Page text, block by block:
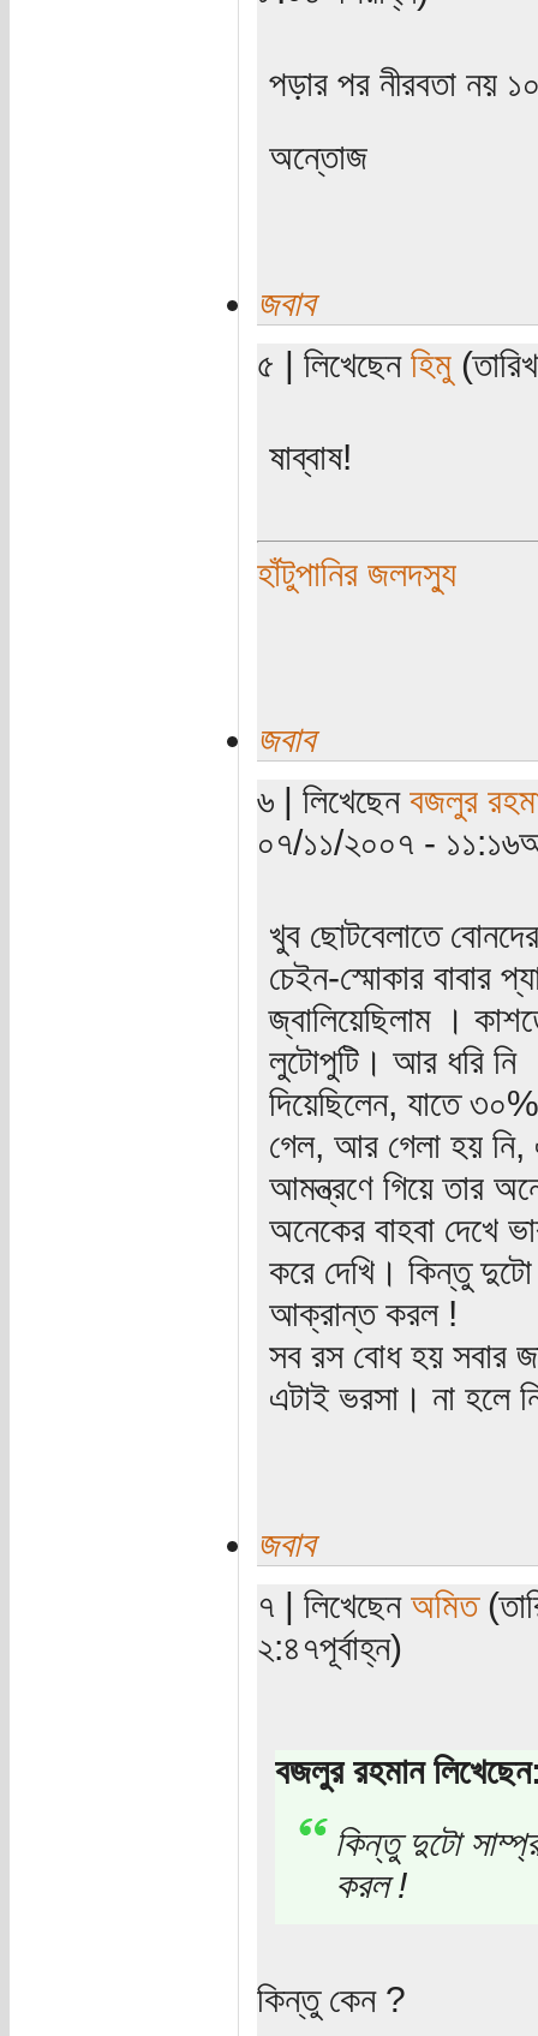
পড়ার পর নীরবতা নয়
অন্তোজ
জবাব
৫ | লিখেছেন হিমু
ষাব্বাষ!
হাঁটুপানির জলদস্যু
জবাব
৬ | লিখেছেন বজলুর
০৭/১১/২০০৭ -
খুব ছোটবেলাতে
চেইন-স্মোকার বাবার
জ্বালিয়েছিলাম ।
লুটোপুটি। আর ধরি নি
দিয়েছিলেন, যাতে
গেল, আর গেলা হয় নি,
আমন্ত্রণে গিয়ে তার
অনেকের বাহবা দেখে
করে দেখি। কিন্তু
আক্রান্ত করল !
সব রস বোধ হয় সবার
এটাই ভরসা। না হলে
জবাব
৭ | লিখেছেন অমিত
২:৪৭পূর্বাহ্ন)
বজলুর রহমান
কিন্তু দুটো
করল !
কিন্তু কেন ?